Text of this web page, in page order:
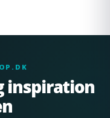
inspiration